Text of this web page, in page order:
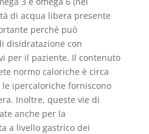
di acqua libera presente
perché può
disidratazione con
per il paziente. Il contenuto
normo caloriche è circa
le ipercaloriche forniscono
Inoltre, queste vie di
anche per la
a livello gastrico dei